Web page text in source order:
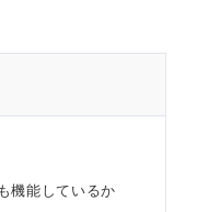
機能しているか